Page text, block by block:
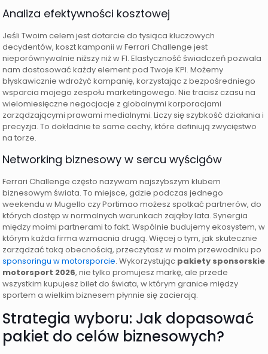
Analiza efektywności kosztowej
Jeśli Twoim celem jest dotarcie do tysiąca kluczowych
decydentów, koszt kampanii w Ferrari Challenge jest
nieporównywalnie niższy niż w F1. Elastyczność świadczeń pozwala
nam dostosować każdy element pod Twoje KPI. Możemy
błyskawicznie wdrożyć kampanię, korzystając z bezpośredniego
wsparcia mojego zespołu marketingowego. Nie tracisz czasu na
wielomiesięczne negocjacje z globalnymi korporacjami
zarządzającymi prawami medialnymi. Liczy się szybkość działania i
precyzja. To dokładnie te same cechy, które definiują zwycięstwo
na torze.
Networking biznesowy w sercu wyścigów
Ferrari Challenge często nazywam najszybszym klubem
biznesowym świata. To miejsce, gdzie podczas jednego
weekendu w Mugello czy Portimao możesz spotkać partnerów, do
których dostęp w normalnych warunkach zająłby lata. Synergia
między moimi partnerami to fakt. Wspólnie budujemy ekosystem, w
którym każda firma wzmacnia drugą. Więcej o tym, jak skutecznie
zarządzać taką obecnością, przeczytasz w moim przewodniku po
sponsoringu w motorsporcie. Wykorzystując pakiety sponsorskie
motorsport 2026, nie tylko promujesz markę, ale przede
wszystkim kupujesz bilet do świata, w którym granice między
sportem a wielkim biznesem płynnie się zacierają.
Strategia wyboru: Jak dopasować
pakiet do celów biznesowych?